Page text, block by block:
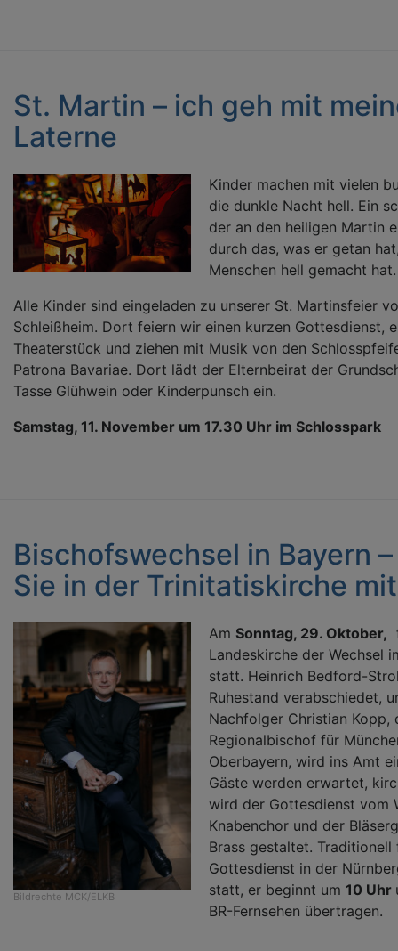
St. Martin – ich geh mit
Laterne
Kinder machen mit vielen
die dunkle Nacht hell. Ein
der an den heiligen Martin
durch das, was er getan
Menschen hell gemacht hat.
Alle Kinder sind eingeladen zu unserer St. Martinsfeier
Schleißheim. Dort feiern wir einen kurzen Gottesdienst,
Theaterstück und ziehen mit Musik von den
Patrona Bavariae. Dort lädt der Elternbeirat der
Tasse Glühwein oder Kinderpunsch ein.
Samstag, 11. November um 17.30 Uhr im Schlosspark
Bischofswechsel in Bayern
Sie in der Trinitatiskirche
Bildrechte MCK/ELKB
Am Sonntag, 29. Oktober,
Landeskirche der Wechsel
statt. Heinrich Bedford-
Ruhestand verabschiedet,
Nachfolger Christian Kopp,
Regionalbischof für
Oberbayern, wird ins Amt
Gäste werden erwartet,
wird der Gottesdienst vom
Knabenchor und der
Brass gestaltet.
Gottesdienst in der
statt, er beginnt um 10 Uhr
BR-Fernsehen übertragen.